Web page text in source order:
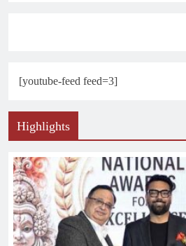
[youtube-feed feed=3]
Highlights